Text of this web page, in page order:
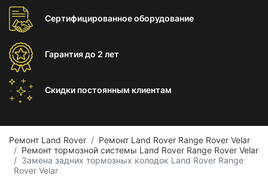
Сертифицированноеоборудование
Гарантиядо 2 лет
Скидки постоянным клиентам
Ремонт Land Rover
Ремонт Land Rover Range Rover Velar
Ремонт тормозной системы Land Rover Range Rover Velar
Замена задних тормозных колодок Land Rover Range
Rover Velar